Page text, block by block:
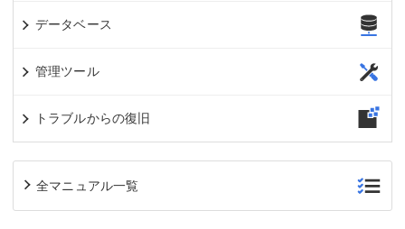
データベース
管理ツール
トラブルからの復旧
全マニュアル一覧